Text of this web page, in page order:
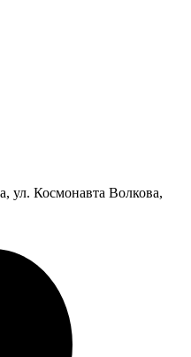
Космонавта Волкова,